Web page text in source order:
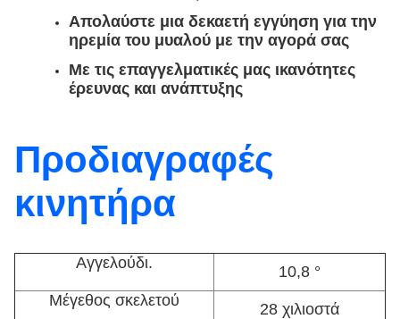
Απολαύστε μια δεκαετή εγγύηση για την
ηρεμία του μυαλού με την αγορά σας
Με τις επαγγελματικές μας ικανότητες
έρευνας και ανάπτυξης
Προδιαγραφές
κινητήρα
Αγγελούδι.
10,8 °
Μέγεθος σκελετού
28 χιλιοστά